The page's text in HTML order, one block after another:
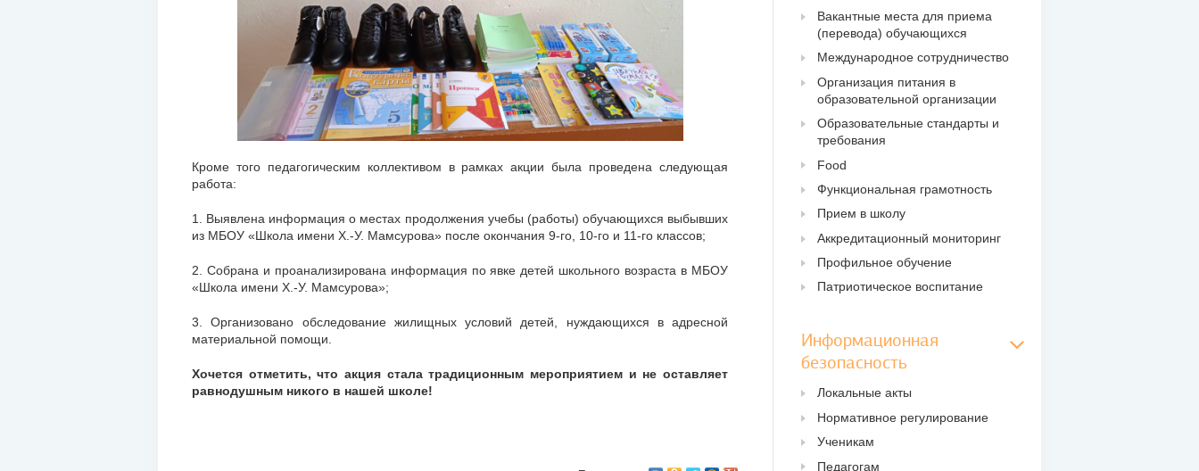
Кроме того педагогическим коллективом в рамках акции была проведена следующая
работа:
1. Выявлена информация о местах продолжения учебы (работы) обучающихся выбывших
из МБОУ «Школа имени Х.-У. Мамсурова» после окончания 9-го, 10-го и 11-го классов;
2. Собрана и проанализирована информация по явке детей школьного возраста в МБОУ
«Школа имени Х.-У. Мамсурова»;
3. Организовано обследование жилищных условий детей, нуждающихся в адресной
материальной помощи.
Хочется отметить, что акция стала традиционным мероприятием и не оставляет
равнодушным никого в нашей школе!
Вакантные места для приема
(перевода) обучающихся
Международное сотрудничество
Организация питания в
образовательной организации
Образовательные стандарты и
требования
Food
Функциональная грамотность
Прием в школу
Аккредитационный мониторинг
Профильное обучение
Патриотическое воспитание
Информационная
безопасность
Локальные акты
Нормативное регулирование
Ученикам
Педагогам